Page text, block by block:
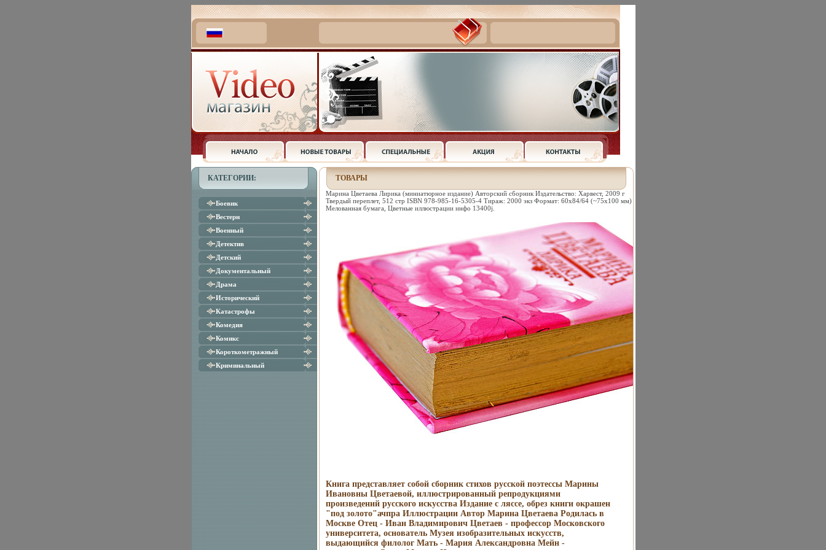
КАТЕГОРИИ:
Боевик
Вестерн
Военный
Детектив
Детский
Документальный
Драма
Исторический
Катастрофы
Комедия
Комикс
Короткометражный
Криминальный
ТОВАРЫ
Марина Цветаева Лирика (миниатюрное издание) Авторский сборник Издательство: Харвест, 2009 г
Твердый переплет, 512 стр ISBN 978-985-16-5305-4 Тираж: 2000 экз Формат: 60x84/64 (~75x100 мм)
Мелованная бумага, Цветные иллюстрации инфо 13400j.
Книга представляет собой сборник стихов русской поэтессы Марины
Ивановны Цветаевой, иллюстрированный репродукциями
произведений русского искусства Издание с ляссе, обрез книги окрашен
"под золото"ачпра Иллюстрации Автор Марина Цветаева Родилась в
Москве Отец - Иван Владимирович Цветаев - профессор Московского
университета, основатель Музея изобразительных искусств,
выдающийся филолог Мать - Мария Александровна Мейн -